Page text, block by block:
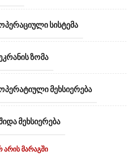
ᲡᲘᲡᲢᲔᲛᲐ
ᲖᲝᲛᲐ
ᲛᲔᲮᲡᲘᲔᲠᲔᲑᲐ
ᲛᲔᲮᲡᲘᲔᲠᲔᲑᲐ
არის მარაგში